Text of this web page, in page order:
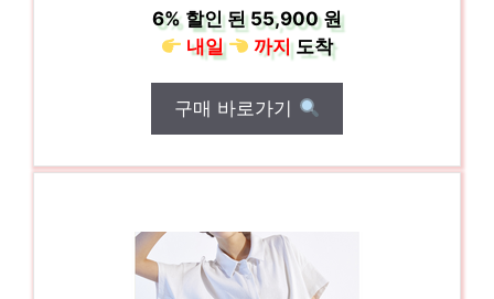
6%할인 된55,900 원
내일
까지도착
구매 바로가기